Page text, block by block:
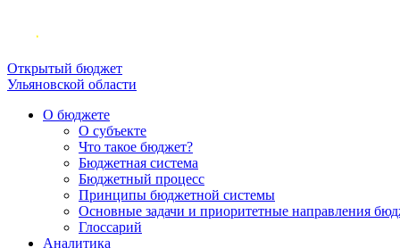
Открытый бюджет
Ульяновской области
О бюджете
О субъекте
Что такое бюджет?
Бюджетная система
Бюджетный процесс
Принципы бюджетной системы
Основные задачи и приоритетные направления
Глоссарий
Аналитика